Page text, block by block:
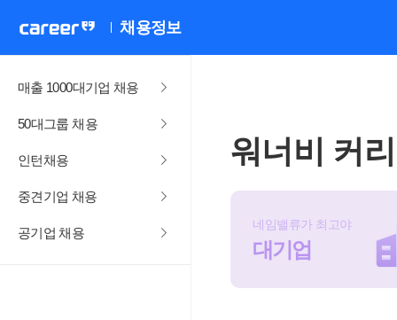
채용정보
매출 1000대기업 채용
50대그룹 채용
인턴채용
중견기업 채용
공기업 채용
워너비 커
네임밸류가 최고야
대기업